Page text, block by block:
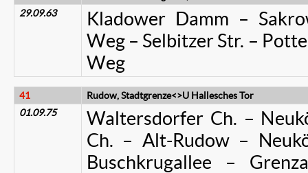
29.09.63
Kladower Damm –
Weg – Selbitzer Str. –
Weg
41
Rudow, Stadtgrenze<>U Hallesches Tor
01.09.75
Waltersdorfer Ch. –
Ch. – Alt-Rudow –
Buschkrugallee –